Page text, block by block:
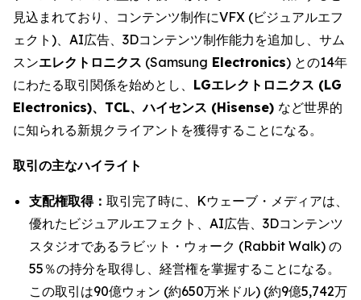
見込まれており、コンテンツ制作にVFX (ビジュアルエフ
ェクト)、AI広告、3Dコンテンツ制作能力を追加し、サム
スンエレクトロニクス (Samsung Electronics) との14年
にわたる取引関係を始めとし、 LGエレクトロニクス (LG
Electronics)、TCL、ハイセンス (Hisense) など世界的
に知られる新規クライアントを獲得することになる。
取引の主なハイライト
支配権取得： 取引完了時に、Kウェーブ・メディアは、
優れたビジュアルエフェクト、AI広告、3Dコンテンツ
スタジオであるラビット・ウォーク (Rabbit Walk) の
55％の持分を取得し、経営権を掌握することになる。
この取引は90億ウォン (約650万米ドル) (約9億5,742万